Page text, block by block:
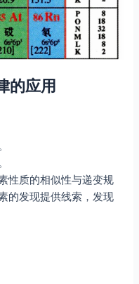
的应用
性质的相似性与递变规
的发现提供线索，发现